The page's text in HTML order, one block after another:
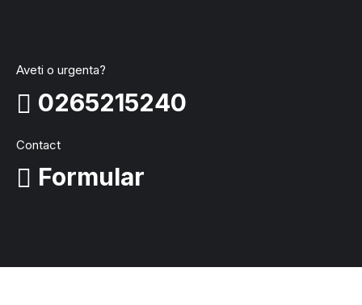
Aveti o urgenta?
0265215240
Contact
Formular